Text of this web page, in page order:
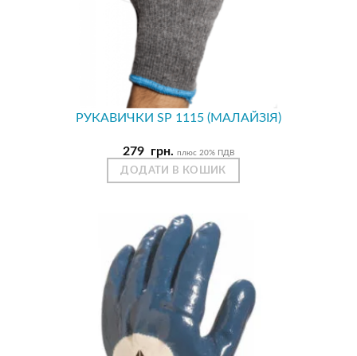
РУКАВИЧКИ SP 1115 (МАЛАЙЗІЯ)
279 грн. плюс 20% ПДВ
ДОДАТИ В КОШИК